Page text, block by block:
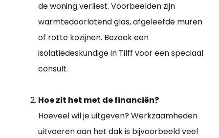
de woning verliest. Voorbeelden zijn
warmtedoorlatend glas, afgeleefde muren
of rotte kozijnen. Bezoek een
isolatiedeskundige in Tilff voor een speciaal
consult.
Hoe zit het met de financiën?
Hoeveel wil je uitgeven? Werkzaamheden
uitvoeren aan het dak is bijvoorbeeld veel